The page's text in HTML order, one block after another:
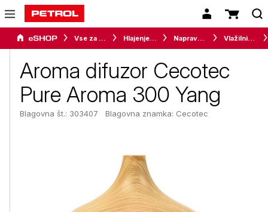
Vse za dom Hlajenje in gretje Naprave za ugodno bivalno klimo Vlažilniki in difuzorji
Aroma difuzor Cecotec
Pure Aroma 300 Yang
Blagovna št.: 303407 Blagovna znamka: Cecotec